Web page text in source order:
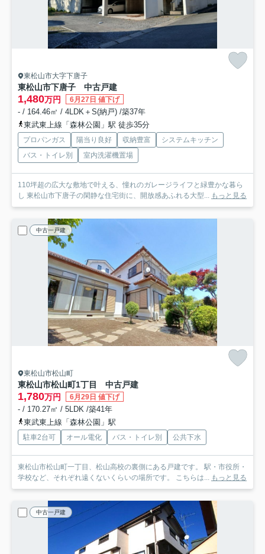
東松山市大字下唐子
東松山市下唐子 中古戸建
1,480万円 6月27日 値下げ
- / 164.46㎡ / 4LDK＋S(納戸) /築37年
東武東上線「森林公園」駅 徒歩35分
プロパンガス 陽当り良好 収納豊富
システムキッチン
バス・トイレ別
室内洗濯機置場
110坪超の広大な敷地で叶える、憧れのガレージライフと緑豊かな暮ら
し 東松山市下唐子の閑静な住宅街に、開放感あふれる大型... もっと見る
中古一戸建
東松山市松山町
東松山市松山町1丁目 中古戸建
1,780万円 6月29日 値下げ
- / 170.27㎡ / 5LDK /築41年
東武東上線「森林公園」駅
駐車2台可 オール電化 バス・トイレ別 公共下水
東松山市松山町一丁目、松山高校の裏側にある戸建です。 駅・市役所・
学校など、それぞれ遠くないくらいの場所です。 こちらは... もっと見る
中古一戸建